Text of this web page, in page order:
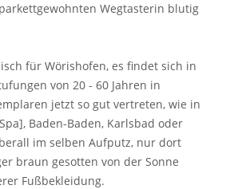
Wegtasterin blutig
für Wörishofen, es findet sich in
von 20 - 60 Jahren in
jetzt so gut vertreten, wie in
Baden-Baden, Karlsbad oder
im selben Aufputz, nur dort
braun gesotten von der Sonne
Fußbekleidung.